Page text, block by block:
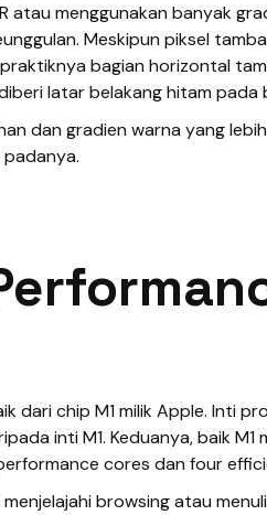
atau menggunakan banyak
Meskipun piksel
bagian horizontal
latar belakang hitam pada
dan gradien warna yang
dari chip M1 milik Apple. Inti
inti M1. Keduanya, baik M1
cores dan four
browsing atau